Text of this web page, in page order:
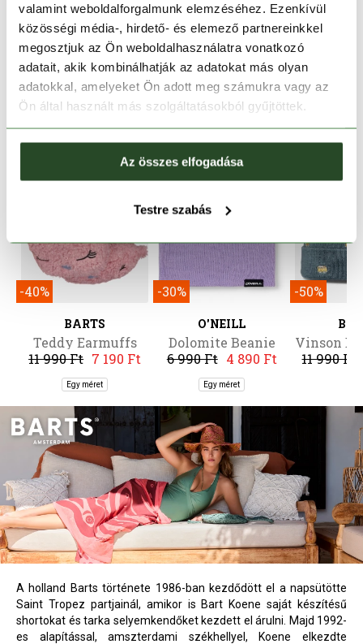
valamint weboldalforgalmunk elemzéséhez. Ezenkívül
közösségi média-, hirdető- és elemező partnereinkkel
megosztjuk az Ön weboldalhasználatra vonatkozó
adatait, akik kombinálhatják az adatokat más olyan
adatokkal, amelyeket Ön adott meg számukra vagy az
Ön által használt más szolgáltatásokból gyűjtöttek.
Az összes elfogadása
Testre szabás
TERMÉK RÉSZLETEK
HASONLÓ TERMÉKEK
-40%
BARTS
Teddy Earmuffs
11 990 Ft 7 190 Ft
Egy méret
-30%
O'NEILL
Dolomite Beanie
6 990 Ft 4 890 Ft
Egy méret
-50%
Vinson
11 990 Ft
A holland Barts története 1986-ban kezdődött el a napsütötte
Saint Tropez partjainál, amikor is Bart Koene saját készítésű
shortokat és tarka selyemkendőket kezdett el árulni. Majd 1992-
es alapítással, amszterdami székhellyel, Koene elkezdte